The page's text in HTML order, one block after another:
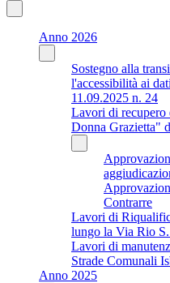
Anno 2026
Sostegno alla
l'accessibilità ai
11.09.2025 n. 24
Lavori di recupero
Donna Grazietta"
Contrarre
Lavori di
lungo la Via Rio
Lavori di
Strade Comunali
Anno 2025